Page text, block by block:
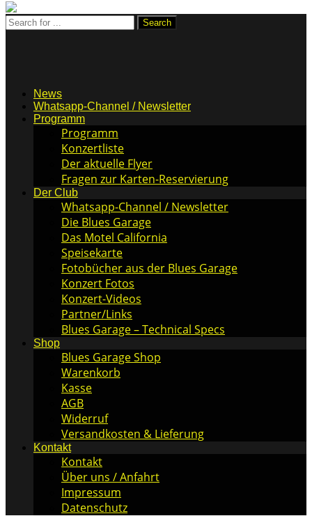
News
Whatsapp-Channel / Newsletter
Programm
Programm
Konzertliste
Der aktuelle Flyer
Fragen zur Karten-Reservierung
Der Club
Whatsapp-Channel / Newsletter
Die Blues Garage
Das Motel California
Speisekarte
Fotobücher aus der Blues Garage
Konzert Fotos
Konzert-Videos
Partner/Links
Blues Garage – Technical Specs
Shop
Blues Garage Shop
Warenkorb
Kasse
AGB
Widerruf
Versandkosten & Lieferung
Kontakt
Kontakt
Über uns / Anfahrt
Impressum
Datenschutz